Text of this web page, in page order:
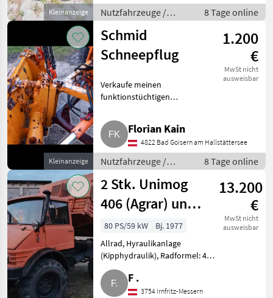
Marktplatz Händlerangebote Kleinanzeigen
Kleinanzeige
ist schlecht, Reifen sind alt.
Österreichisc
Nutzfahrzeuge /
Lastwagen (LKW)
8 Tage online
Kleinanzeige
Schmid
Schneepflug
1.200
€
MwSt nicht
ausweisbar
Verkaufe meinen
funktionstüchtigen
auf Unimog 406 verwendet. Der
Unimog Anbaubock wird nicht
verkauft. Nutzfahrzeuge
Lastwagen (LKW)
Florian Kain
4822 Bad Goisern am Hallstättersee
Nutzfahrzeuge /
Lastwagen (LKW)
8 Tage online
2 Stk. Unimog
406 (Agrar) und
OM 352
Ersatzmotor
Unimog 406
13.200
€
MwSt nicht
ausweisbar
80 PS/59 kW
Bj. 1977
Allrad, Hyraulikanlage
(Kipphydraulik), Radformel: 4x4,
Getriebeart KFZ/LKW:
Schaltgetriebe, Treibstoff:
Diesel 2 Stk. Unimog 406: 1. Bj.
F .
3754 Irnfritz-Messern